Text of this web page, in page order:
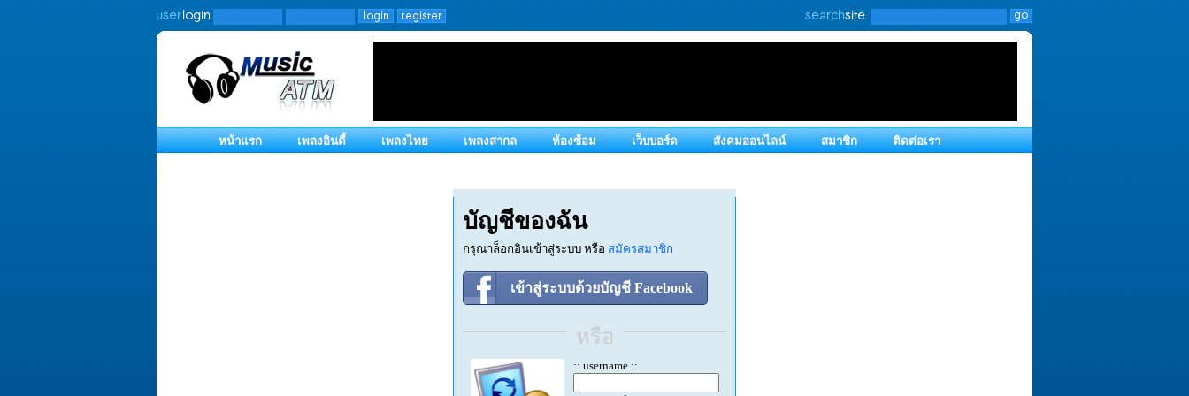
หน้าแรก เพลงอินดี้ เพลงไทย เพลงสากล ห้องซ้อม เว็บบอร์ด สังคมออนไลน์ สมาชิก ติดต่อเรา
บัญชีของฉัน
กรุณาล็อกอินเข้าสู่ระบบ หรือ สมัครสมาชิก
เข้าสู่ระบบด้วยบัญชี Facebook
หรือ
:: username ::